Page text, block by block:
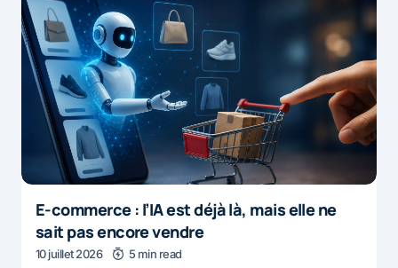
E-commerce : l’IA est déjà là, mais elle ne
sait pas encore vendre
10 juillet 2026 5 min read